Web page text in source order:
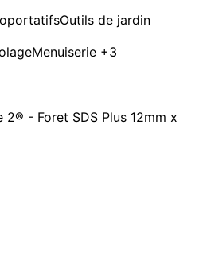
Outils de jardin
Menuiserie +3
2® - Foret SDS Plus 12mm x